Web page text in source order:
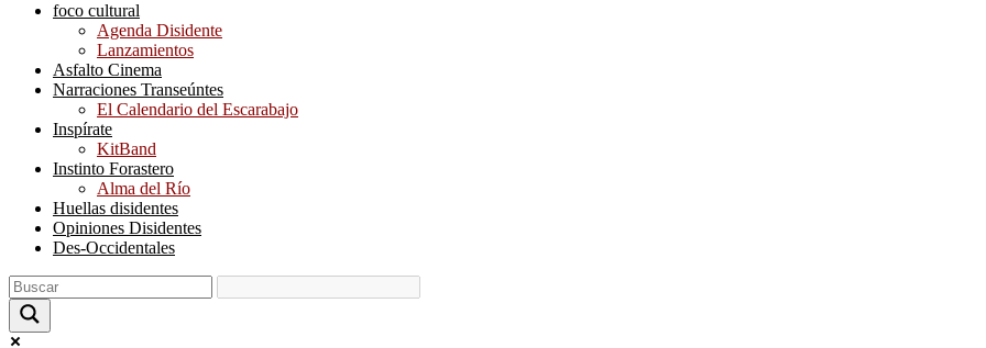
foco cultural
Agenda Disidente
Lanzamientos
Asfalto Cinema
Narraciones Transeúntes
El Calendario del Escarabajo
Inspírate
KitBand
Instinto Forastero
Alma del Río
Huellas disidentes
Opiniones Disidentes
Des-Occidentales